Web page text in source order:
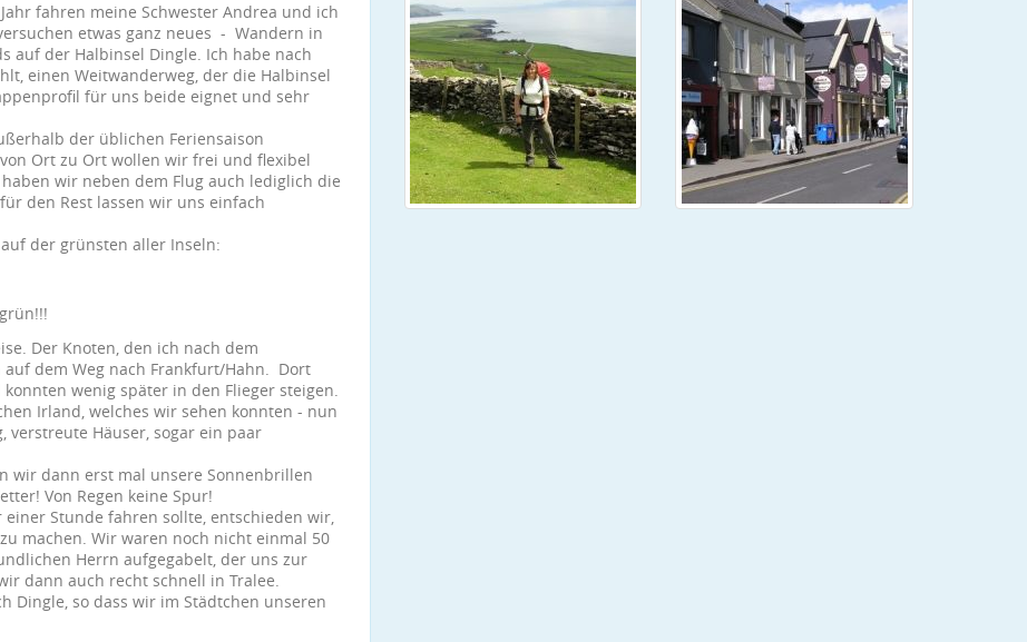
fahren meine Schwester Andrea und ich
etwas ganz neues - Wandern in
auf der Halbinsel Dingle. Ich habe nach
einen Weitwanderweg, der die Halbinsel
für uns beide eignet und sehr
der üblichen Feriensaison
Ort zu Ort wollen wir frei und flexibel
wir neben dem Flug auch lediglich die
den Rest lassen wir uns einfach
der grünsten aller Inseln:
Der Knoten, den ich nach dem
dem Weg nach Frankfurt/Hahn. Dort
wenig später in den Flieger steigen.
Irland, welches wir sehen konnten - nun
verstreute Häuser, sogar ein paar
wir dann erst mal unsere Sonnenbrillen
Von Regen keine Spur!
Stunde fahren sollte, entschieden wir,
machen. Wir waren noch nicht einmal 50
Herrn aufgegabelt, der uns zur
dann auch recht schnell in Tralee.
Dingle, so dass wir im Städtchen unseren